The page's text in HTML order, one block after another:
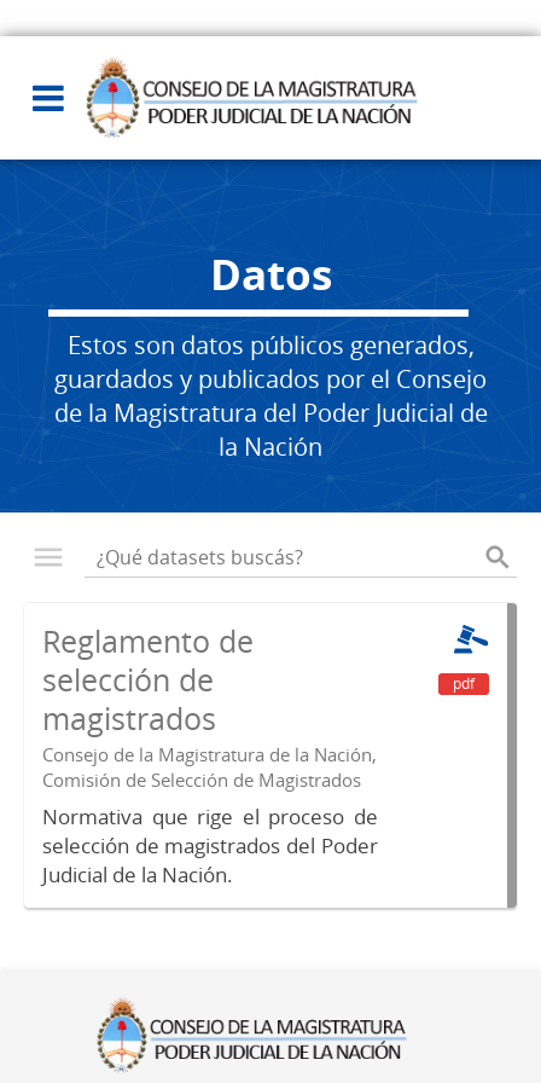
Datos
Estos son datos públicos generados,
guardados y publicados por el Consejo
de la Magistratura del Poder Judicial de
la Nación
Reglamento de
selección de
magistrados
Consejo de la Magistratura de la Nación,
Comisión de Selección de Magistrados
Normativa que rige el proceso de
selección de magistrados del Poder
Judicial de la Nación.
pdf